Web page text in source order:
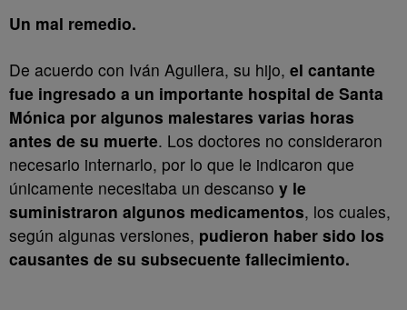
Un mal remedio.
De acuerdo con Iván Aguilera, su hijo, el cantante
fue ingresado a un importante hospital de Santa
Mónica por algunos malestares varias horas
antes de su muerte. Los doctores no consideraron
necesario internarlo, por lo que le indicaron que
únicamente necesitaba un descanso y le
suministraron algunos medicamentos, los cuales,
según algunas versiones, pudieron haber sido los
causantes de su subsecuente fallecimiento.